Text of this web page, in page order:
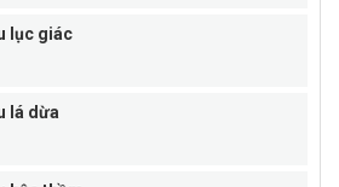
lục giác
lá dừa